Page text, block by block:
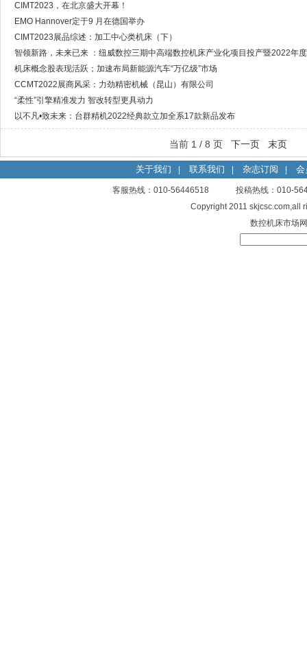
CIMT2023，在北京盛大开幕！
EMO Hannover定于9 月在德国举办
CIMT2023展品综述：加工中心类机床（下）
智领新路，未来已来 ：纽威数控三期中高端数控机床产业化项目投产暨2022年
举办
机床概念股表现活跃；加速布局新能源汽车“万亿级”市场
CCMT2022展商风采：力劲精密机械（昆山）有限公司
“柔性”引擎精准发力 智改转型更具动力
以不凡•致未来：台群精机2022经典款立加全系17款新品发布
当前 1 / 8 页 下一页 末页
关于我们 联系我们 杂志订阅 会
客服热线：010-56446518 投稿热线：
Copyright 2011
数控机床市场网